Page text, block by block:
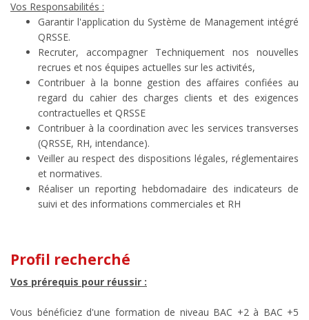
Vos Responsabilités :
Garantir l'application du Système de Management intégré
QRSSE.
Recruter, accompagner Techniquement nos nouvelles
recrues et nos équipes actuelles sur les activités,
Contribuer à la bonne gestion des affaires confiées au
regard du cahier des charges clients et des exigences
contractuelles et QRSSE
Contribuer à la coordination avec les services transverses
(QRSSE, RH, intendance).
Veiller au respect des dispositions légales, réglementaires
et normatives.
Réaliser un reporting hebdomadaire des indicateurs de
suivi et des informations commerciales et RH
Profil recherché
Vos prérequis pour réussir :
Vous bénéficiez d'une formation de niveau BAC +2 à BAC +5